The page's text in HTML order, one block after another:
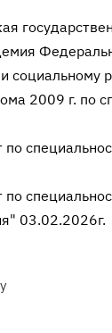
социальному
2009 г. по
03.02.2026г.